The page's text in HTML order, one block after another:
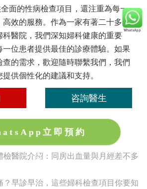
面的性病檢查項目，還注重為每一
效的服務。作為一家有著二十多年
科醫院，我們深知婦科健康的重要
位患者提供最佳的診療體驗。如果
的需求，歡迎隨時聯繫我們，我們
供個性化的建議和支持。
咨詢醫生
立即預約
檢醫院介紹：同房出血量與月經差不多
？早診早治，這些婦科檢查項目你要知